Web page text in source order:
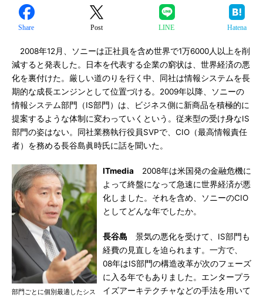
Share Post LINE Hatena
2008年12月、ソニーは正社員を含め世界で1万6000人以上を削
減すると発表した。日本を代表する企業の窮状は、世界経済の悪
化を裏付けた。厳しい道のりを行く中、同社は情報システムを長
期的な成長エンジンとして位置づける。2009年以降、ソニーの
情報システム部門（IS部門）は、ビジネス側に新商品を積極的に
提案するような体制に変わっていくという。従来型の受け身なIS
部門の姿はない。同社業務執行役員SVPで、CIO（最高情報責任
者）を務める長谷島眞時氏に話を聞いた。
部門ごとに個別最適したシス
ITmedia 2008年は米国発の金融危機に
よって終盤になって急速に世界経済が悪
化しました。それを含め、ソニーのCIO
としてどんな年でしたか。
長谷島 景気の悪化を受けて、IS部門も
経費の見直しを迫られます。一方で、
08年はIS部門の構造改革が次のフェーズ
に入る年でもありました。エンタープラ
イズアーキテクチャなどの手法を用いて